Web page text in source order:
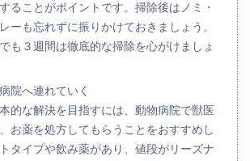
ることがポイントです。掃除後はノミ・
ーも忘れずに振りかけておきましょう。
も３週間は徹底的な掃除を心がけましょ
院へ連れていく
的な解決を目指すには、動物病院で獣医
お薬を処方してもらうことをおすすめし
タイプや飲み薬があり、値段がリーズナ